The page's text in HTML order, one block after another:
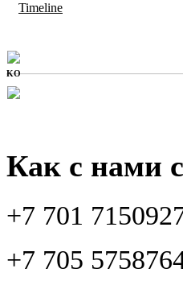
Timeline
KO
Как с нами
+7 701
+7 705